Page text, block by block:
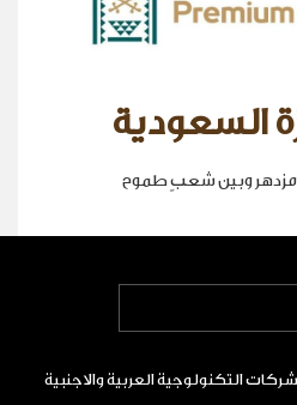
السعودية
وبين شعبٍ طموح
التكنولوجية العربية والاجنبية